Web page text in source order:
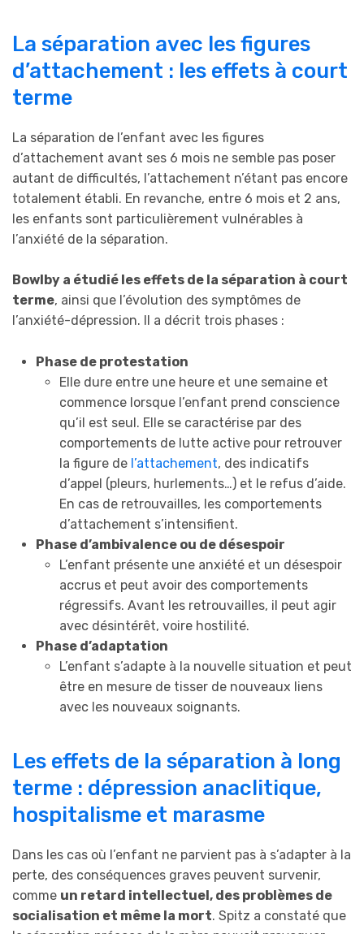
La séparation avec les figures
d’attachement : les effets à court
terme
La séparation de l’enfant avec les figures
d’attachement avant ses 6 mois ne semble pas poser
autant de difficultés, l’attachement n’étant pas encore
totalement établi. En revanche, entre 6 mois et 2 ans,
les enfants sont particulièrement vulnérables à
l’anxiété de la séparation.
Bowlby a étudié les effets de la séparation à court
terme, ainsi que l’évolution des symptômes de
l’anxiété-dépression. Il a décrit trois phases :
Phase de protestation
Elle dure entre une heure et une semaine et
commence lorsque l’enfant prend conscience
qu’il est seul. Elle se caractérise par des
comportements de lutte active pour retrouver
la figure de l’attachement, des indicatifs
d’appel (pleurs, hurlements…) et le refus d’aide.
En cas de retrouvailles, les comportements
d’attachement s’intensifient.
Phase d’ambivalence ou de désespoir
L’enfant présente une anxiété et un désespoir
accrus et peut avoir des comportements
régressifs. Avant les retrouvailles, il peut agir
avec désintérêt, voire hostilité.
Phase d’adaptation
L’enfant s’adapte à la nouvelle situation et peut
être en mesure de tisser de nouveaux liens
avec les nouveaux soignants.
Les effets de la séparation à long
terme : dépression anaclitique,
hospitalisme et marasme
Dans les cas où l’enfant ne parvient pas à s’adapter à la
perte, des conséquences graves peuvent survenir,
comme un retard intellectuel, des problèmes de
socialisation et même la mort. Spitz a constaté que